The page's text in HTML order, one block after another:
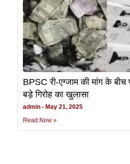
BPSC री-एग्जाम की मांग के
बड़े गिरोह का खुलासा
admin
May 21, 2025
Read Now »